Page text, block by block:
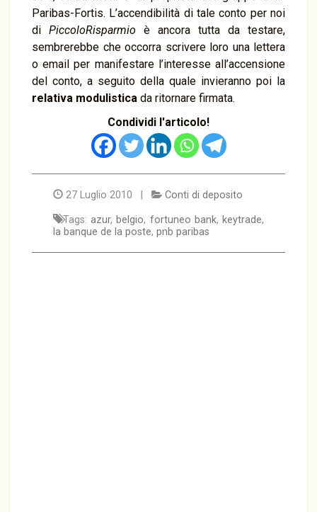
Paribas-Fortis. L’accendibilità di tale conto per noi
di PiccoloRisparmio è ancora tutta da testare,
sembrerebbe che occorra scrivere loro una lettera
o email per manifestare l’interesse all’accensione
del conto, a seguito della quale invieranno poi la
relativa modulistica da ritornare firmata.
Condividi l'articolo!
27 Luglio 2010 | Conti di deposito
Tags:azur, belgio, fortuneo bank, keytrade,
la banque de la poste, pnb paribas